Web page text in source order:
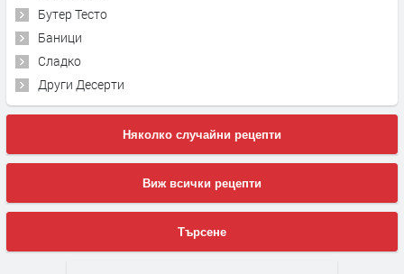
Бутер Тесто
Баници
Сладко
Други Десерти
Няколко случайни рецепти
Виж всички рецепти
Търсене